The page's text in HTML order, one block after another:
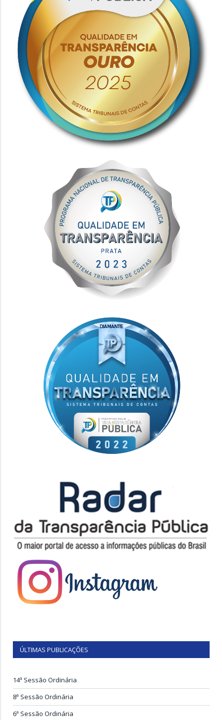
ÚLTIMAS PUBLICAÇÕES
14ª Sessão Ordinária
8ª Sessão Ordinária
6ª Sessão Ordinária